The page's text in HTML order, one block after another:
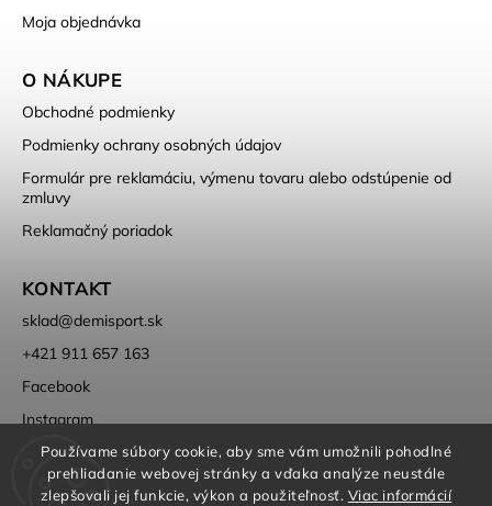
Používame súbory cookie, aby sme vám umožnili pohodlné
prehliadanie webovej stránky a vďaka analýze neustále
zlepšovali jej funkcie, výkon a použiteľnosť. Viac informácií
Moja objednávka
O NÁKUPE
Obchodné podmienky
Podmienky ochrany osobných údajov
Formulár pre reklamáciu, výmenu tovaru alebo odstúpenie od
zmluvy
Reklamačný poriadok
KONTAKT
sklad@demisport.sk
+421 911 657 163
Facebook
Instagram